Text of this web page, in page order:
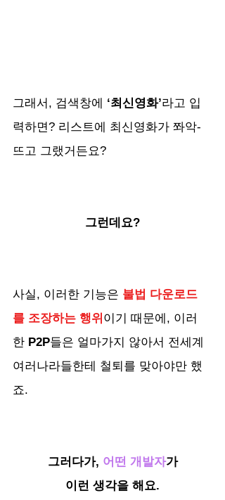
그래서, 검색창에 ‘최신영화’라고 입
력하면? 리스트에 최신영화가 쫘악-
뜨고 그랬거든요?
그런데요?
사실, 이러한 기능은 불법 다운로드
를 조장하는 행위 이기 때문에, 이러
한 P2P들은 얼마가지 않아서 전세계
여러나라들한테 철퇴를 맞아야만 했
죠.
그러다가, 어떤 개발자가
이런 생각을 해요.